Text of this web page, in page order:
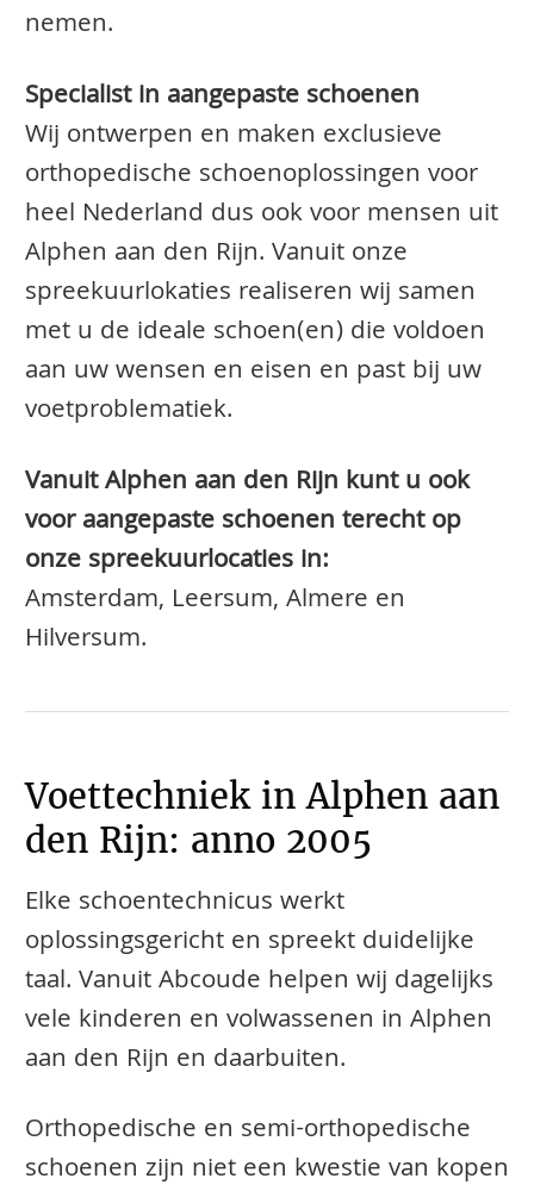
nemen.
Specialist in aangepaste schoenen
Wij ontwerpen en maken exclusieve
orthopedische schoenoplossingen voor
heel Nederland dus ook voor mensen uit
Alphen aan den Rijn. Vanuit onze
spreekuurlokaties realiseren wij samen
met u de ideale schoen(en) die voldoen
aan uw wensen en eisen en past bij uw
voetproblematiek.
Vanuit Alphen aan den Rijn kunt u ook
voor aangepaste schoenen terecht op
onze spreekuurlocaties in:
Amsterdam, Leersum, Almere en
Hilversum.
Voettechniek in Alphen aan
den Rijn: anno 2005
Elke schoentechnicus werkt
oplossingsgericht en spreekt duidelijke
taal. Vanuit Abcoude helpen wij dagelijks
vele kinderen en volwassenen in Alphen
aan den Rijn en daarbuiten.
​​​​Orthopedische en semi-orthopedische
schoenen zijn niet een kwestie van kopen